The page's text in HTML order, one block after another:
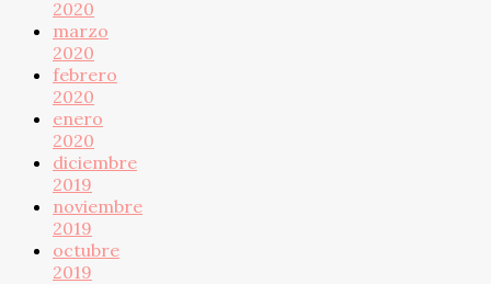
2020
marzo
2020
febrero
2020
enero
2020
diciembre
2019
noviembre
2019
octubre
2019